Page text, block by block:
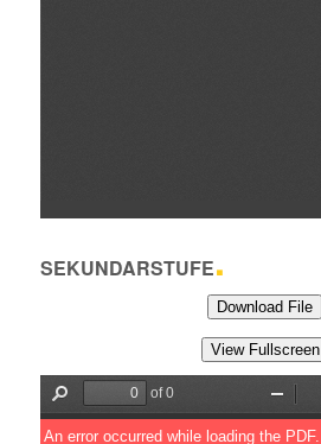
SEKUNDARSTUFE.
Download File
View Fullscreen